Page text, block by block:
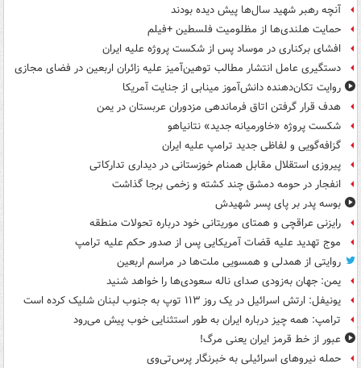
آنچه رهبر شهید سال‌ها پیش دیده بودند
حمایت هلندی‌ها از مظلومیت فلسطین +فیلم
افشای برکناری در موساد پس از شکست پروژه علیه ایران
دستگیری عامل انتشار مطالب توهین‌آمیز علیه زائران اربعین در فضای مجازی
روایت تکان‌دهنده دانش‌آموز مینابی از جنایت آمریکا
هدف قرار گرفتن اتاق‌ فرماندهی مزدوران عربستان در یمن
شکست پروژه «خاورمیانه جدید» نتانیاهو
گزافه‌گویی و لفاظی جدید ترامپ علیه ایران
پیروزی استقلال مقابل همنام خوزستانی در دیداری تدارکاتی
انفجار در حومه دمشق چند کشته و زخمی برجا گذاشت
بوسه‌ پدر بر پای پسر شهیدش
رایزنی عراقچی و همتای موریتانی خود درباره تحولات منطقه
موج تهدید علیه قضات آمریکایی پس از صدور حکم علیه ترامپ
روایتی از همدلی و همسویی ملت‌ها در مراسم اربعین
یمن: جهان به‌زودی صدای ناله سعودی‌ها را خواهد شنید
یونیفل: ارتش اسرائیل در یک روز ۱۱۳ توپ به جنوب لبنان شلیک کرده است
ترامپ: همه چیز درباره ایران به طور استثنایی خوب پیش می‌رود
عبور از خط قرمز ایران یعنی مرگ!
حمله نیروهای اسرائیلی به خبرنگار پرس‌تی‌وی